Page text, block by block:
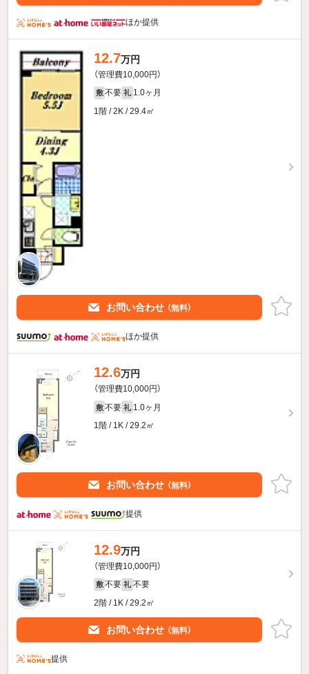
ほか提供
12.7万円
（管理費10,000円）
敷 不要 礼 1.0ヶ月
1階 / 2K / 29.4㎡
お問い合わせ （無料）
ほか提供
12.6万円
（管理費10,000円）
敷 不要 礼 1.0ヶ月
1階 / 1K / 29.2㎡
お問い合わせ （無料）
提供
12.9万円
（管理費10,000円）
敷 不要 礼 不要
2階 / 1K / 29.2㎡
お問い合わせ （無料）
提供